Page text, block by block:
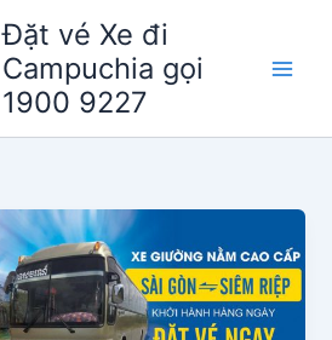
Đặt vé Xe đi
Campuchia gọi
1900 9227